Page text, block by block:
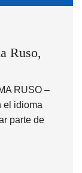
Ruso,
RUSO –
el idioma
parte de